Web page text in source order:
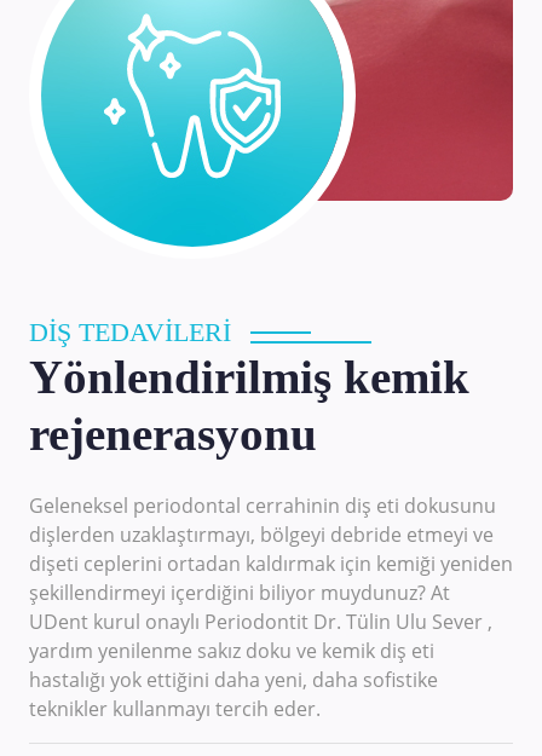
DİŞ TEDAVİLERİ
Yönlendirilmiş kemik
rejenerasyonu
Geleneksel periodontal cerrahinin diş eti dokusunu
dişlerden uzaklaştırmayı, bölgeyi debride etmeyi ve
dişeti ceplerini ortadan kaldırmak için kemiği yeniden
şekillendirmeyi içerdiğini biliyor muydunuz? At
UDent kurul onaylı Periodontit Dr. Tülin Ulu Sever ,
yardım yenilenme sakız doku ve kemik diş eti
hastalığı yok ettiğini daha yeni, daha sofistike
teknikler kullanmayı tercih eder.